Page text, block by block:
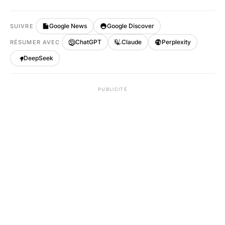
SUIVRE Google News Google Discover
RÉSUMER AVEC ChatGPT Claude Perplexity
DeepSeek
PUBLICITÉ